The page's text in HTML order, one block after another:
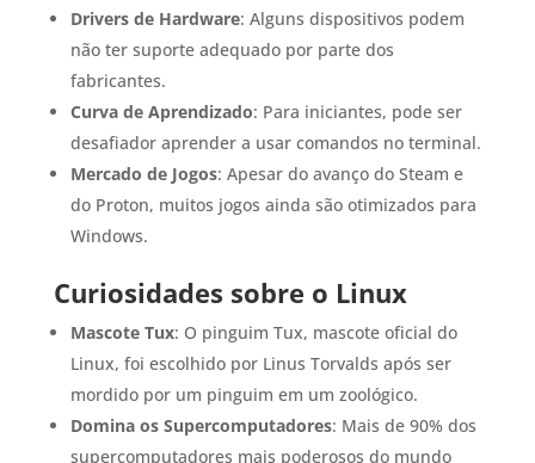
Drivers de Hardware: Alguns dispositivos podem
não ter suporte adequado por parte dos
fabricantes.
Curva de Aprendizado: Para iniciantes, pode ser
desafiador aprender a usar comandos no terminal.
Mercado de Jogos: Apesar do avanço do Steam e
do Proton, muitos jogos ainda são otimizados para
Windows.
Curiosidades sobre o Linux
Mascote Tux: O pinguim Tux, mascote oficial do
Linux, foi escolhido por Linus Torvalds após ser
mordido por um pinguim em um zoológico.
Domina os Supercomputadores: Mais de 90% dos
supercomputadores mais poderosos do mundo